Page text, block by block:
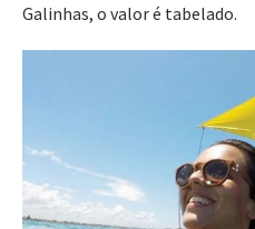
Galinhas, o valor é tabelado.